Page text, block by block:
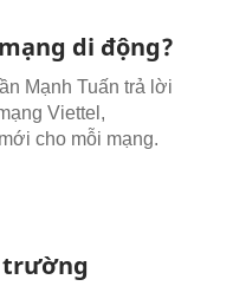
di động?
Mạnh Tuấn trả lời
Viettel,
cho mỗi mạng.
trường